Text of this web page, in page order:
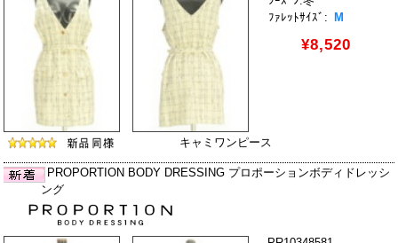
ﾌｧﾚｯﾄｻｲｽﾞ:
M
¥8,520
キャミワンピース
PROPORTION BODY DRESSING プロポーションボディドレッシ
ング